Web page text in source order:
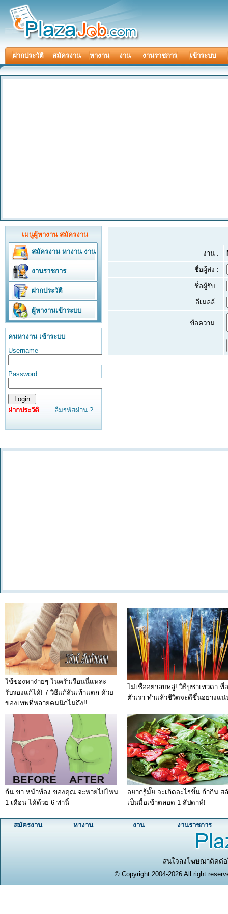
ฝากประวัติ สมัครงาน หางาน งาน งานราชการ เข้าระบบ
งาน :
ชื่อผู้ส่ง :
ชื่อผู้รับ :
อีเมลล์ :
ข้อความ :
เมนูผู้หางาน สมัครงาน
สมัครงาน หางาน งาน
งานราชการ
ฝากประวัติ
ผู้หางานเข้าระบบ
คนหางาน เข้าระบบ
Username
Password
ฝากประวัติ ลืมรหัสผ่าน ?
ใช้ของหาง่ายๆ ในครัวเรือนนี่แหละ
รับรองแก้ได้! 7 วิธีแก้ส้นเท้าแตก ด้วย
ของเทพที่หลายคนนึกไม่ถึง!!
ไม่เชื่ออย่าลบหลู่! วิธีบูชาเทวดา ที่
ตัวเรา ทำแล้วชีวิตจะดีขึ้นอย่างแ
ก้น ขา หน้าท้อง ของคุณ จะหายไปไหน
1 เดือน ได้ด้วย 6 ท่านี้
อยากรู้มั๊ย จะเกิดอะไรขึ้น ถ้ากิน ส
เป็นมื้อเช้าตลอด 1 สัปดาห์!
สมัครงาน หางาน งาน งานราชการ
สนใจลงโฆษณาติดต่อ
© Copyright 2004-2026 All right